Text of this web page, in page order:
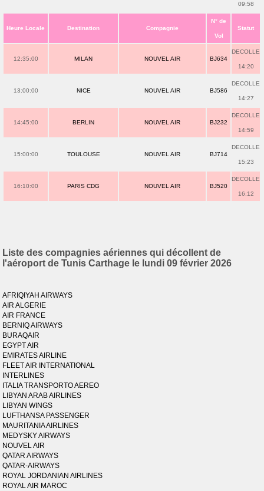
09:58
Heure Locale Destination Compagnie
N° de
Vol
Statut
12:35:00 MILAN NOUVEL AIR BJ634
DECOLLE
14:20
13:00:00 NICE NOUVEL AIR BJ586
DECOLLE
14:27
14:45:00 BERLIN NOUVEL AIR BJ232
DECOLLE
14:59
15:00:00 TOULOUSE NOUVEL AIR BJ714
DECOLLE
15:23
16:10:00 PARIS CDG NOUVEL AIR BJ520
DECOLLE
16:12
Liste des compagnies aériennes qui décollent de
l'aéroport de Tunis Carthage le lundi 09 février 2026
AFRIQIYAH AIRWAYS
AIR ALGERIE
AIR FRANCE
BERNIQ AIRWAYS
BURAQAIR
EGYPT AIR
EMIRATES AIRLINE
FLEET AIR INTERNATIONAL
INTERLINES
ITALIA TRANSPORTO AEREO
LIBYAN ARAB AIRLINES
LIBYAN WINGS
LUFTHANSA PASSENGER
MAURITANIA AIRLINES
MEDYSKY AIRWAYS
NOUVEL AIR
QATAR AIRWAYS
QATAR-AIRWAYS
ROYAL JORDANIAN AIRLINES
ROYAL AIR MAROC